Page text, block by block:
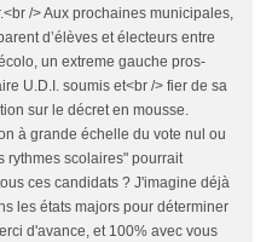
/> Aux prochaines municipales,
d’élèves et électeurs entre
un extreme gauche pros-
U.D.I. soumis et<br /> fier de sa
sur le décret en mousse.
à grande échelle du vote nul ou
rythmes scolaires" pourrait
ces candidats ? J'imagine déjà
les états majors pour déterminer
d'avance, et 100% avec vous